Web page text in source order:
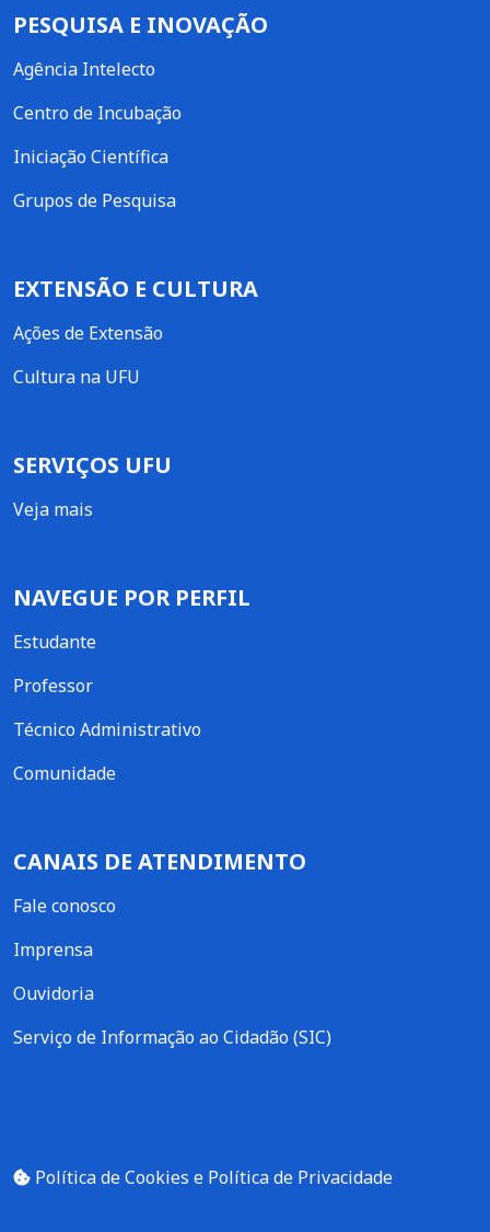
PESQUISA E INOVAÇÃO
Agência Intelecto
Centro de Incubação
Iniciação Científica
Grupos de Pesquisa
EXTENSÃO E CULTURA
Ações de Extensão
Cultura na UFU
SERVIÇOS UFU
Veja mais
NAVEGUE POR PERFIL
Estudante
Professor
Técnico Administrativo
Comunidade
CANAIS DE ATENDIMENTO
Fale conosco
Imprensa
Ouvidoria
Serviço de Informação ao Cidadão (SIC)
Política de Cookies e Política de Privacidade